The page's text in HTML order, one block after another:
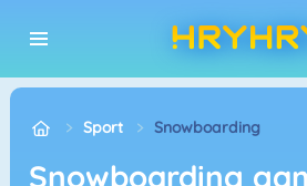
Sport Snowboarding
Snowboarding